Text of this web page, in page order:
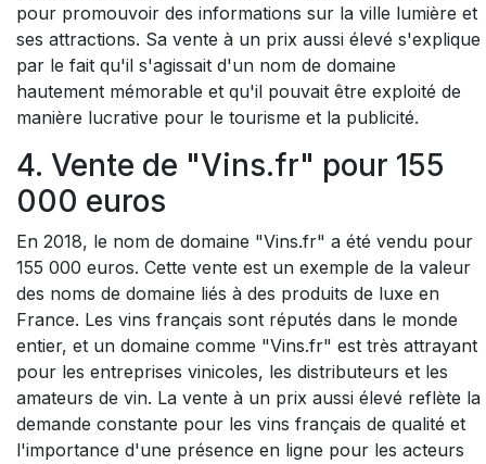
pour promouvoir des informations sur la ville lumière et
ses attractions. Sa vente à un prix aussi élevé s'explique
par le fait qu'il s'agissait d'un nom de domaine
hautement mémorable et qu'il pouvait être exploité de
manière lucrative pour le tourisme et la publicité.
4. Vente de "Vins.fr" pour 155
000 euros
En 2018, le nom de domaine "Vins.fr" a été vendu pour
155 000 euros. Cette vente est un exemple de la valeur
des noms de domaine liés à des produits de luxe en
France. Les vins français sont réputés dans le monde
entier, et un domaine comme "Vins.fr" est très attrayant
pour les entreprises vinicoles, les distributeurs et les
amateurs de vin. La vente à un prix aussi élevé reflète la
demande constante pour les vins français de qualité et
l'importance d'une présence en ligne pour les acteurs